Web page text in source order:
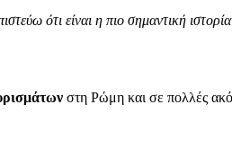
ότι είναι η πιο σημαντική
στη Ρώμη και σε πολλές